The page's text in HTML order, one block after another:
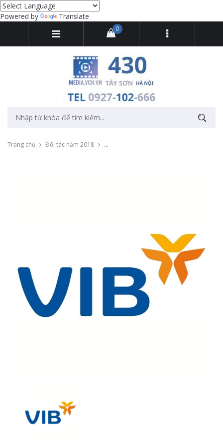
Powered by Translate
0
Trang chủ Đối tác năm 2018 Dựng video kỹ xảo màn led cho sự kiện